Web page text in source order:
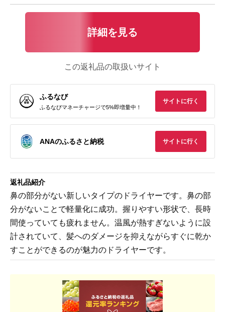
詳細を見る
この返礼品の取扱いサイト
ふるなび
ふるなびマネーチャージで5%即増量中！
サイトに行く
ANAのふるさと納税 サイトに行く
返礼品紹介
鼻の部分がない新しいタイプのドライヤーです。鼻の部
分がないことで軽量化に成功。握りやすい形状で、長時
間使っていても疲れません。温風が熱すぎないように設
計されていて、髪へのダメージを抑えながらすぐに乾か
すことができるのが魅力のドライヤーです。